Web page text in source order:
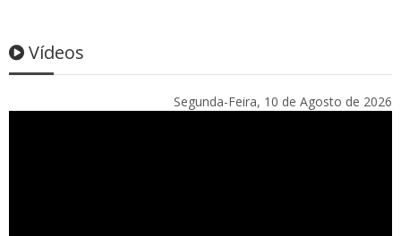
Vídeos
Segunda-Feira, 10 de Agosto de 2026